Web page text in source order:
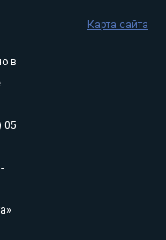
в
05
Карта сайта